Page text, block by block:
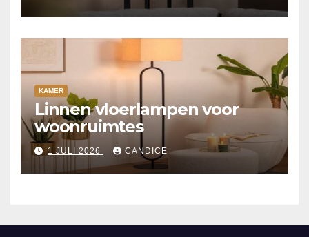
KAMER
Linnen vloerlampen voor
woonruimtes
1 JULI 2026 CANDICE